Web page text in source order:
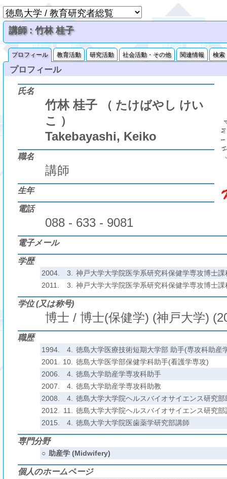
講師 : 竹林 桂子
プロフィール 教育活動 研究活動 社会活動・その他 関連情報 検索
プロフィール
氏名
竹林 桂子
（ たけばやし けい
こ ）
Takebayashi, Keiko
職名
講師
生年
電話
088 - 633 - 9081
電子メール
学歴
2004. 3.
神戸大学大学院医学系研究科保健学専攻博士
2011.
3. 神戸大学大学院医学系研究科保健学専攻博士
学位 (又は称号)
博士 / 博士(保健学) (神戸大学)
職歴
1994. 4.
徳島大学医療技術短期大学部 助手(専攻科助産
2001.
10.
徳島大学医学部保健学科助手(看護学専攻)
2006.
4.
徳島大学助産学専攻科助手
2007.
4.
徳島大学助産学専攻科助教
2008.
4.
徳島大学大学院ヘルスバイオサイエンス研究部
2012.
11.
徳島大学大学院ヘルスバイオサイエンス研究部
2015.
4. 徳島大学大学院医歯薬学研究部講師
専門分野
○ 助産学 (Midwifery)
個人のホームページ